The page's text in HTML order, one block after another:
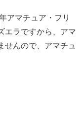
アマチュア・フリ
エラですから、アマ
せんので、アマチュ